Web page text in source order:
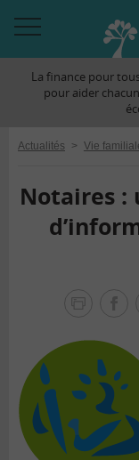
àLa finance pour
pour aider
Actualités > Vie
Notaires :